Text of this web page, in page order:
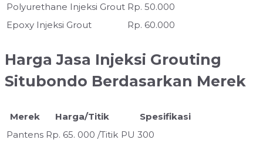
Polyurethane Injeksi Grout Rp. 50.000
Epoxy Injeksi Grout
Rp. 60.000
Harga Jasa Injeksi Grouting
Situbondo Berdasarkan Merek
Merek Harga/Titik
Spesifikasi
Pantens Rp. 65. 000 /Titik PU 300